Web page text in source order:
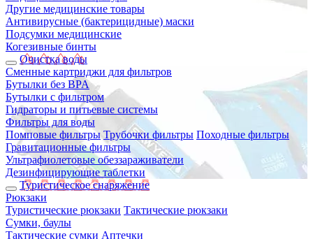
Другие медицинские товары
Антивирусные (бактерицидные) маски
Подсумки медицинские
Когезивные бинты
Очистка воды
Сменные картриджи для фильтров
Бутылки без BPA
Бутылки с фильтром
Гидраторы и питьевые системы
Фильтры для воды
Помповые фильтры Трубочки фильтры Походные фильтры
Гравитационные фильтры
Ультрафиолетовые обеззараживатели
Дезинфицирующие таблетки
Туристическое снаряжение
Рюкзаки
Туристические рюкзаки Тактические рюкзаки
Сумки, баулы
Тактические сумки Аптечки